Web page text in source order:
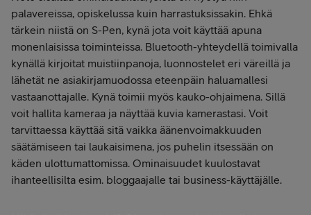
palavereissa, opiskelussa kuin harrastuksissakin. Ehkä
tärkein niistä on S-Pen, kynä jota voit käyttää apuna
monenlaisissa toiminteissa. Bluetooth-yhteydellä toimivalla
kynällä kirjoitat muistiinpanoja, luonnostelet eri väreillä ja
lähetät ne asiakirjamuodossa eteenpäin haluamallesi
vastaanottajalle. Kynä toimii myös kauko-ohjaimena. Sillä
voit hallita kameraa ja näyttää kuvia kamerastasi. Voit
tarvittaessa käyttää sitä vaikka äänenvoimakkuuden
säätämiseen tai laukaisimena, jos puhelin itsessään on
käden ulottumattomissa. Ominaisuudet kuulostavat
ihanteellisilta esim. bloggaajalle tai business-käyttäjälle.